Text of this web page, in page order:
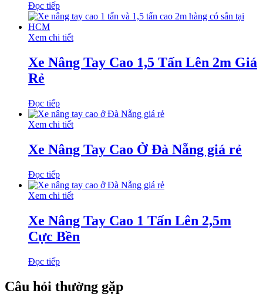
Đọc tiếp
Xem chi tiết
Xe Nâng Tay Cao 1,5 Tấn Lên 2m Giá
Rẻ
Đọc tiếp
Xem chi tiết
Xe Nâng Tay Cao Ở Đà Nẵng giá rẻ
Đọc tiếp
Xem chi tiết
Xe Nâng Tay Cao 1 Tấn Lên 2,5m
Cực Bền
Đọc tiếp
Câu hỏi thường gặp